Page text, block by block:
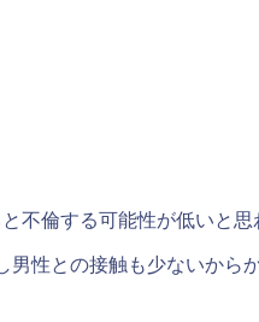
不倫する可能性が低いと思
性との接触も少ないから